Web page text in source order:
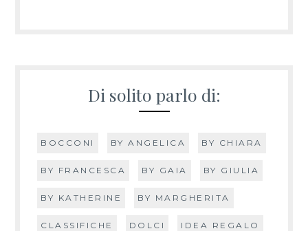
Di solito parlo di:
BOCCONI BY ANGELICA BY CHIARA
BY FRANCESCA BY GAIA BY GIULIA
BY KATHERINE BY MARGHERITA
CLASSIFICHE DOLCI IDEA REGALO